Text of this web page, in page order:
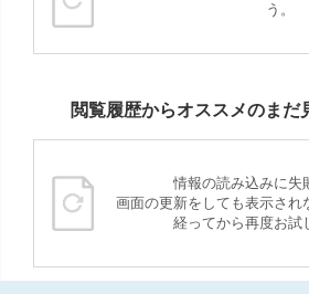
う。
閲覧履歴からオススメのまだ
情報の読み込みに失
画面の更新をしても表示され
経ってから再度お試